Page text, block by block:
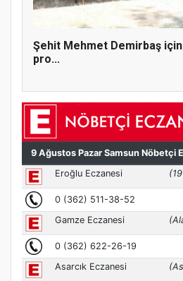
Şehit Mehmet Demirbaş
pro...